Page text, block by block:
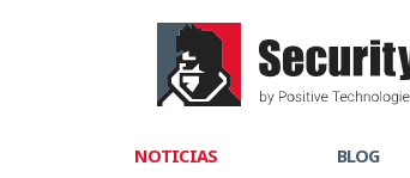
NOTICIAS BLOG